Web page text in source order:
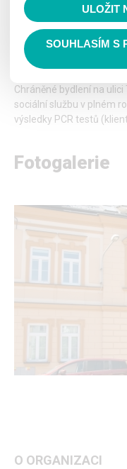
Chráněné
Ostravě -
Chráněné bydlení na
sociální službu v plném
výsledky PCR testů
Fotogalerie
O ORGANIZACI
ULOŽIT
SOUHLASÍM S